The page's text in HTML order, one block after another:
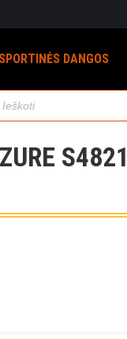
SPORTINĖS DANGOS